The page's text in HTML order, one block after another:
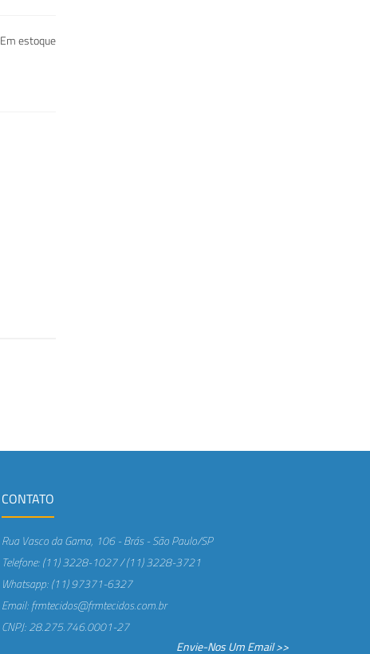
Em estoque
CONTATO
Rua Vasco da Gama, 106 - Brás - São Paulo/SP
Telefone: (11) 3228-1027 / (11) 3228-3721
Whatsapp: (11) 97371-6327
Email: frmtecidos@frmtecidos.com.br
CNPJ: 28.275.746.0001-27
Envie-Nos Um Email >>